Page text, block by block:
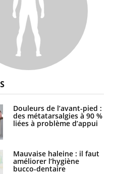
t-elle de dormir
Douleurs de l’avant-pied :
des métatarsalgies à 90 %
liées à problème d’appui
Mauvaise haleine : il faut
améliorer l’hygiène
bucco-dentaire